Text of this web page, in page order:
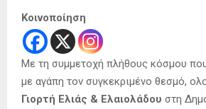
Κοινοποίηση
Με τη συμμετοχή πλήθους κόσμου που
με αγάπη τον συγκεκριμένο θεσμό,
Γιορτή Ελιάς & Ελαιολάδου στη